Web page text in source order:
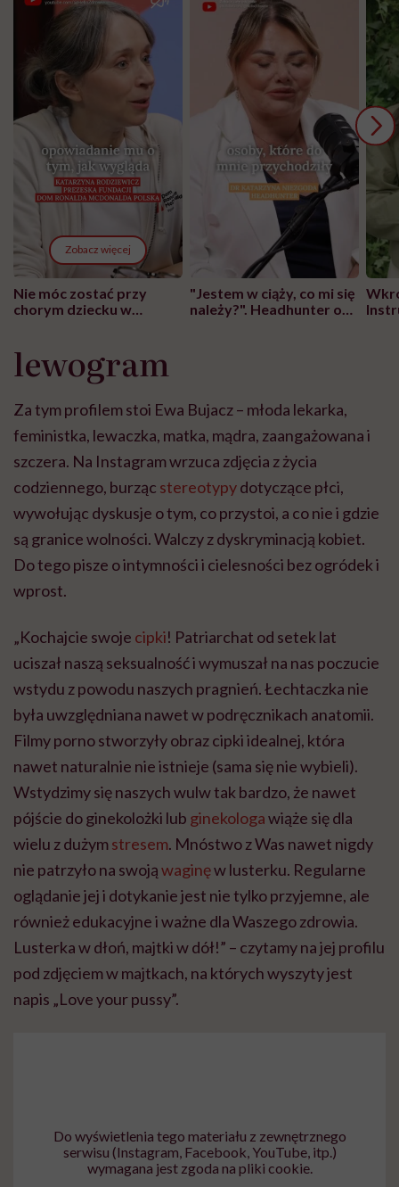
Zobacz więcej
Nie móc zostać przy
chorym dziecku w
może chyba tylko
głupota i brak
wyobraźni"
"Jestem w ciąży, co mi się
należy?". Headhunter o
lewogram
Za tym profilem stoi Ewa Bujacz – młoda lekarka,
feministka, lewaczka, matka, mądra, zaangażowana i
szczera. Na Instagram wrzuca zdjęcia z życia
codziennego, burząc stereotypydotyczące płci,
wywołując dyskusje o tym, co przystoi, a co nie i gdzie
są granice wolności. Walczy z dyskryminacją kobiet.
Do tego pisze o intymności i cielesności bez ogródek i
wprost.
„Kochajcie swoje cipki! Patriarchat od setek lat
uciszał naszą seksualność i wymuszał na nas poczucie
wstydu z powodu naszych pragnień. Łechtaczka nie
była uwzględniana nawet w podręcznikach anatomii.
Filmy porno stworzyły obraz cipki idealnej, która
nawet naturalnie nie istnieje (sama się nie wybieli).
Wstydzimy się naszych wulw tak bardzo, że nawet
pójście do ginekolożki lub ginekologawiąże się dla
wielu z dużymstresem. Mnóstwo z Was nawet nigdy
nie patrzyło na swojąwaginęw lusterku. Regularne
oglądanie jej i dotykanie jest nie tylko przyjemne, ale
również edukacyjne i ważne dla Waszego zdrowia.
Lusterka w dłoń, majtki w dół!” – czytamy na jej profilu
pod zdjęciem w majtkach, na których wyszyty jest
napis „Love your pussy”.
Do wyświetlenia tego materiału z zewnętrznego
serwisu (Instagram, Facebook, YouTube, itp.)
wymagana jest zgoda na pliki cookie.